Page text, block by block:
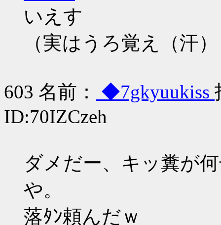
いえす
（実はうろ覚え（汗）
603 名前： ◆7gkyuukiss
ID:70IZCzeh
ダメだー、キッ糞が
や。
落ﾀﾝ頼んだｗ